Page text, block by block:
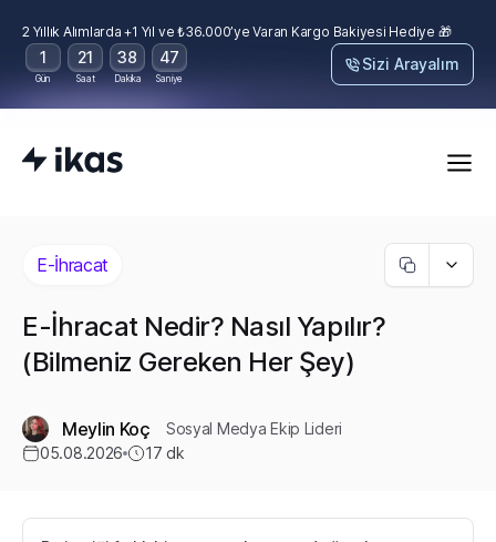
2 Yıllık Alımlarda +1 Yıl ve ₺36.000’ye Varan Kargo Bakiyesi Hediye 🎁
1
Gün
21
Saat
38
Dakika
45
Saniye
Sizi Arayalım
E-İhracat
E-İhracat Nedir? Nasıl Yapılır?
(Bilmeniz Gereken Her Şey)
Meylin Koç
Sosyal Medya Ekip Lideri
05.08.2026
17 dk